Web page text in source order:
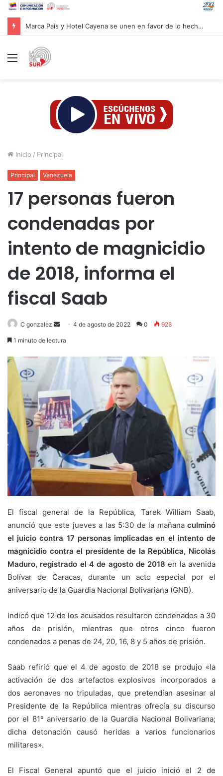
Marca País y Hotel Cayena se unen en favor de lo hecho en Venezuela
Menú
Inicio / Principal
Principal Venezuela
17 personas fueron
condenadas por
intento de magnicidio
de 2018, informa el
fiscal Saab
C gonzalez
Send4 de agosto de 2022 0 923
1 minuto de lectura
El fiscal general de la República, Tarek William Saab,
anunció que este jueves a las 5:30 de la mañanaculminó
el juicio contra 17 personas implicadas en el intento de
magnicidio contra el presidente de la República, Nicolás
Maduro, registrado el 4 de agosto de 2018 en la avenida
Bolívar de Caracas, durante un acto especial por el
aniversario de la Guardia Nacional Bolivariana (GNB).
Indicó que 12 de los acusados resultaron condenados a 30
años de prisión, mientras que otros cinco fueron
condenados a penas de 24, 20, 16, 8 y 5 años de prisión.
Saab refirió que el 4 de agosto de 2018 se produjo «la
activación de dos artefactos explosivos incorporados a
dos aeronaves no tripuladas, que pretendían asesinar al
Presidente de la República mientras ofrecía su discurso
por el 81º aniversario de la Guardia Nacional Bolivariana;
dicha detonación causó heridas a varios funcionarios
militares».
El Fiscal General apuntó que el juicio inició el 2 de